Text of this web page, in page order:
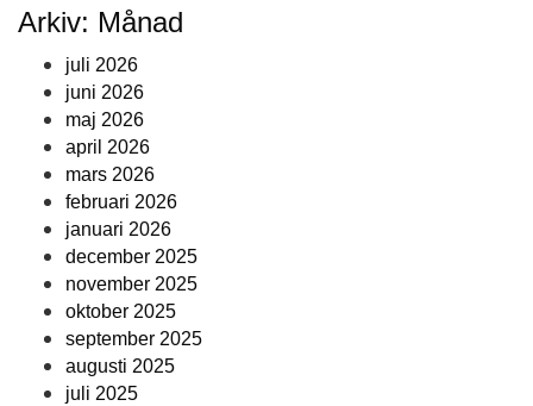
Arkiv: Månad
juli 2026
juni 2026
maj 2026
april 2026
mars 2026
februari 2026
januari 2026
december 2025
november 2025
oktober 2025
september 2025
augusti 2025
juli 2025